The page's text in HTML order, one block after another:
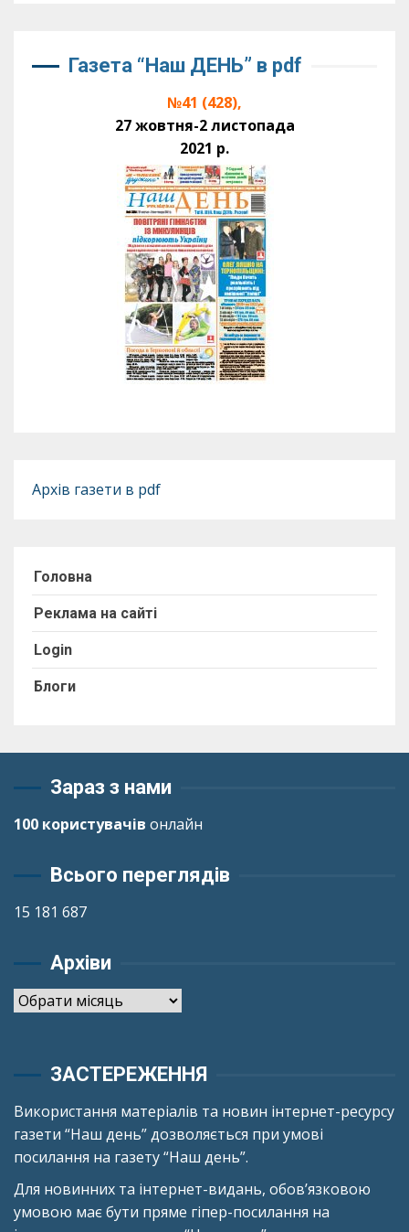
Газета “Наш ДЕНЬ” в pdf
№41 (428),
27 жовтня-2 листопада
2021 р.
Архів газети в pdf
Головна
Реклама на сайті
Login
Блоги
Зараз з нами
100 користувачів онлайн
Всього переглядів
15 181 687
Архіви
Архіви
ЗАСТЕРЕЖЕННЯ
Використання матеріалів та новин інтернет-ресурсу
газети “Наш день” дозволяється при умові
посилання на газету “Наш день”.
Для новинних та інтернет-видань, обов’язковою
умовою має бути пряме гіпер-посилання на